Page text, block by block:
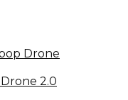
Drone
2.0